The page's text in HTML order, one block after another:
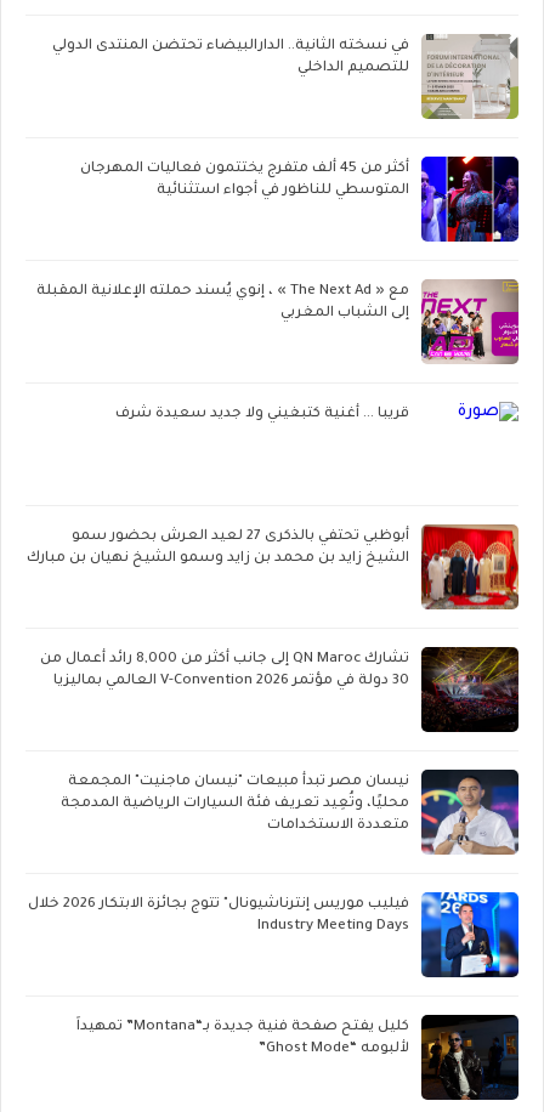
في نسخته الثانية.. الدارالبيضاء تحتضن المنتدى الدولي
للتصميم الداخلي
أكثر من 45 ألف متفرج يختتمون فعاليات المهرجان
المتوسطي للناظور في أجواء استثنائية
مع « The Next Ad » ، إنوي يُسند حملته الإعلانية المقبلة
إلى الشباب المغربي
قريبا ... أغنية كتبغيني ولا جديد سعيدة شرف
أبوظبي تحتفي بالذكرى 27 لعيد العرش بحضور سمو
الشيخ زايد بن محمد بن زايد وسمو الشيخ نهيان بن مبارك
تشارك QN Maroc إلى جانب أكثر من 8,000 رائد أعمال من
30 دولة في مؤتمر V-Convention 2026 العالمي بماليزيا
نيسان مصر تبدأ مبيعات "نيسان ماجنيت" المجمعة
محليًا، وتُعِيد تعريف فئة السيارات الرياضية المدمجة
متعددة الاستخدامات
فيليب موريس إنترناشيونال" تتوج بجائزة الابتكار 2026 خلال
Industry Meeting Days
كليل يفتح صفحة فنية جديدة بـ“Montana” تمهيداً
لألبومه “Ghost Mode”